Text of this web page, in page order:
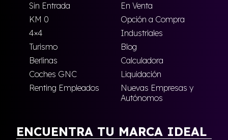
Sin Entrada
En Venta
KM 0
Opción a Compra
4×4
Industriales
Turismo
Blog
Berlinas
Calculadora
Coches GNC
Liquidación
Renting Empleados
Nuevas Empresas y
Autónomos
ENCUENTRA TU MARCA IDEAL